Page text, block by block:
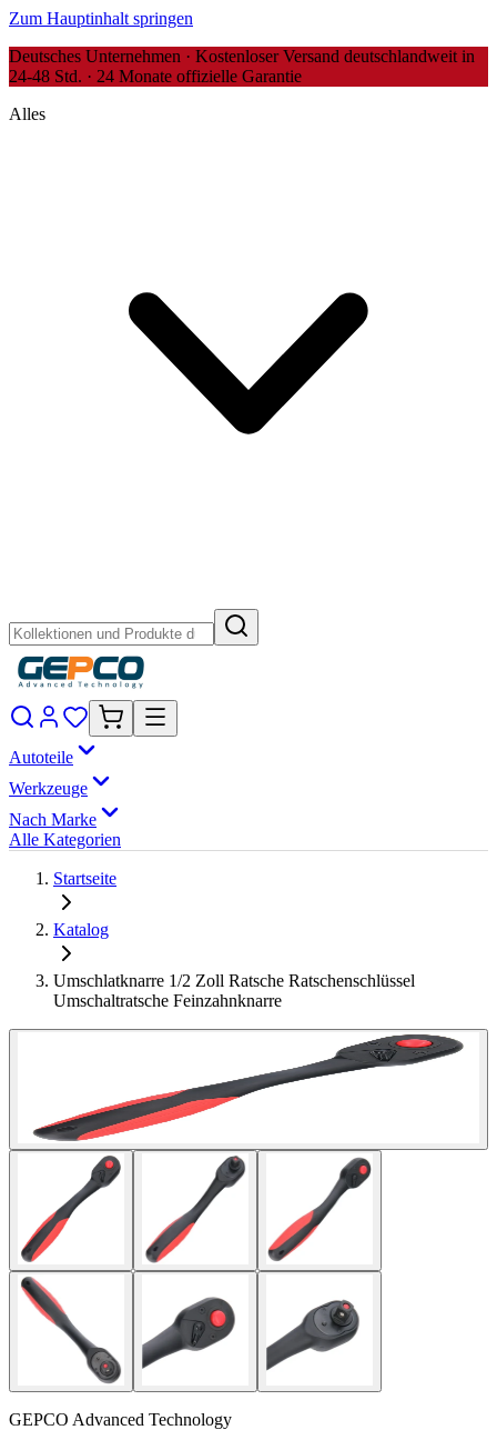
Zum Hauptinhalt springen
Deutsches Unternehmen · Kostenloser Versand deutschlandweit in
24-48 Std. · 24 Monate offizielle Garantie
Alles
Autoteile
Werkzeuge
Nach Marke
Alle Kategorien
Startseite
Katalog
Umschlatknarre 1/2 Zoll Ratsche Ratschenschlüssel
Umschaltratsche Feinzahnknarre
GEPCO Advanced Technology